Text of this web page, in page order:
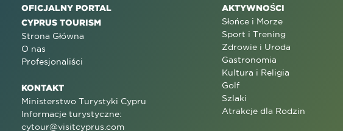
OFICJALNY PORTAL
CYPRUS TOURISM
Strona Główna
O nas
Profesjonaliści
KONTAKT
Ministerstwo Turystyki Cypru
Informacje turystyczne:
cytour@visitcyprus.com
AKTYWNOŚCI
Słońce i Morze
Sport i Trening
Zdrowie i Uroda
Gastronomia
Kultura i Religia
Golf
Szlaki
Atrakcje dla Rodzin